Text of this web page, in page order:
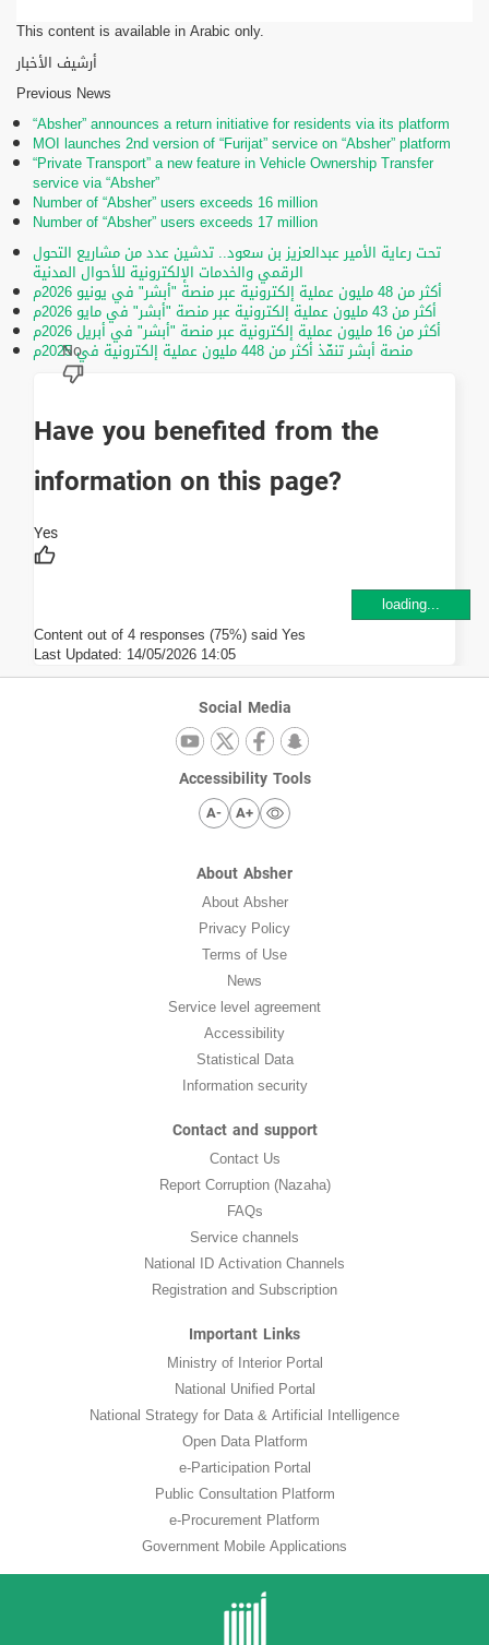
This content is available in Arabic only.
أرشيف الأخبار
Previous News
“Absher” announces a return initiative for residents via its platform
MOI launches 2nd version of “Furijat” service on “Absher” platform
“Private Transport” a new feature in Vehicle Ownership Transfer
service via “Absher”
Number of “Absher” users exceeds 16 million
Number of “Absher” users exceeds 17 million
تحت رعاية الأمير عبدالعزيز بن سعود.. تدشين عدد من مشاريع التحول
الرقمي والخدمات الإلكترونية للأحوال المدنية
أكثر من 48 مليون عملية إلكترونية عبر منصة "أبشر" في يونيو 2026م
أكثر من 43 مليون عملية إلكترونية عبر منصة "أبشر" في مايو 2026م
أكثر من 16 مليون عملية إلكترونية عبر منصة "أبشر" في أبريل 2026م
منصة أبشر تنفّذ أكثر من 448 مليون عملية إلكترونية في 2025م
Have you benefited from the
information on this page?
loading...
Content out of 4 responses (75%) said Yes
Last Updated: 14/05/2026 14:05
Social Media
Accessibility Tools
A- A+
About Absher
About Absher
Privacy Policy
Terms of Use
News
Service level agreement
Accessibility
Statistical Data
Information security
Contact and support
Contact Us
Report Corruption (Nazaha)
FAQs
Service channels
National ID Activation Channels
Registration and Subscription
Important Links
Ministry of Interior Portal
National Unified Portal
National Strategy for Data & Artificial Intelligence
Open Data Platform
e-Participation Portal
Public Consultation Platform
e-Procurement Platform
Government Mobile Applications